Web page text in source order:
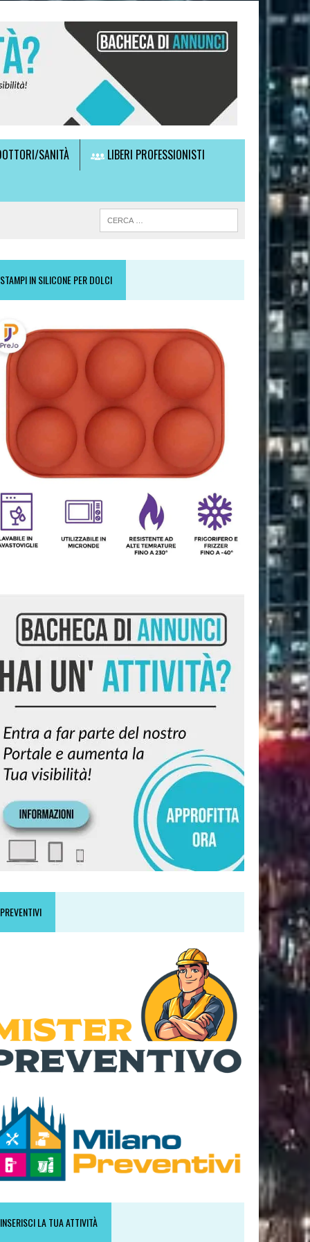
SANITÀ LIBERI PROFESSIONISTI
STAMPI IN SILICONE PER DOLCI
PREVENTIVI
INSERISCI LA TUA ATTIVITÀ